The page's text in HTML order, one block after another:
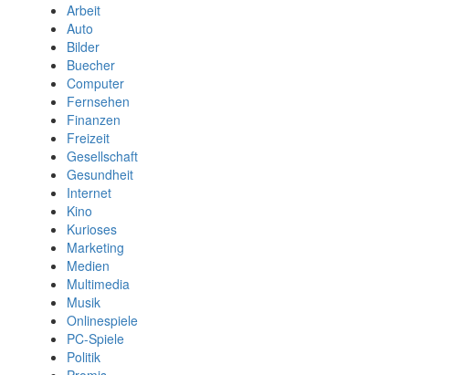
Arbeit
Auto
Bilder
Buecher
Computer
Fernsehen
Finanzen
Freizeit
Gesellschaft
Gesundheit
Internet
Kino
Kurioses
Marketing
Medien
Multimedia
Musik
Onlinespiele
PC-Spiele
Politik